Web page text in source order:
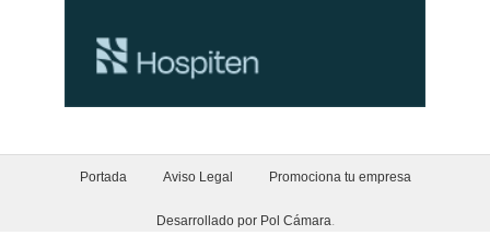
Portada Aviso Legal Promociona tu empresa
Desarrollado por Pol Cámara